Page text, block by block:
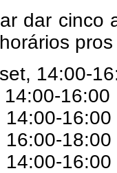
dar cinco
14:00-
16:00
14:00-16:00
16:00-18:00
14:00-16:00